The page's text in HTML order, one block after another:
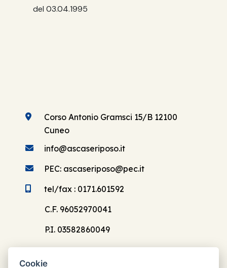
del 03.04.1995
Corso Antonio Gramsci 15/B 12100
Cuneo
info@ascaseriposo.it
PEC: ascaseriposo@pec.it
tel/fax : 0171.601592
C.F. 96052970041
P.I. 03582860049
Cookie